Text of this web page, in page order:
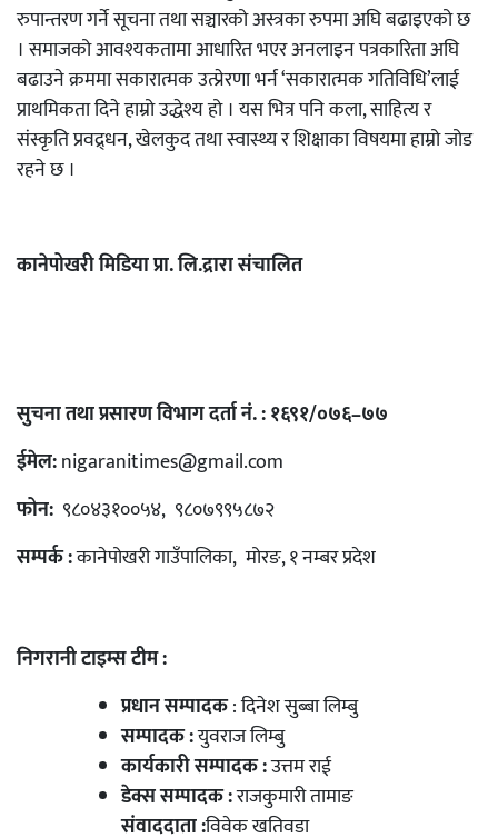
रुपान्तरण गर्ने सूचना तथा सञ्चारको अस्त्रका रुपमा अघि बढाइएको छ
। समाजको आवश्यकतामा आधारित भएर अनलाइन पत्रकारिता अघि
बढाउने क्रममा सकारात्मक उत्प्रेरणा भर्न ‘सकारात्मक गतिविधि’लाई
प्राथमिकता दिने हाम्रो उद्धेश्य हो । यस भित्र पनि कला, साहित्य र
संस्कृति प्रवद्र्धन, खेलकुद तथा स्वास्थ्य र शिक्षाका विषयमा हाम्रो जोड
रहने छ ।
कानेपोखरी मिडिया प्रा. लि.द्रारा संचालित
सुचना तथा प्रसारण विभाग दर्ता नं. : १६९१/०७६–७७
ईमेल:nigaranitimes@gmail.com
फोन: ९८०४३१००५४, ९८०७९९५८७२
सम्पर्क :कानेपोखरी गाउँपालिका, मोरङ, १ नम्बर प्रदेश
निगरानी टाइम्स टीम :
प्रधान सम्पादक: दिनेश सुब्बा लिम्बु
सम्पादक :युवराज लिम्बु
कार्यकारी सम्पादक :उत्तम राई
डेक्स सम्पादक :राजकुमारी तामाङ
संवाददाता :विवेक खतिवडा